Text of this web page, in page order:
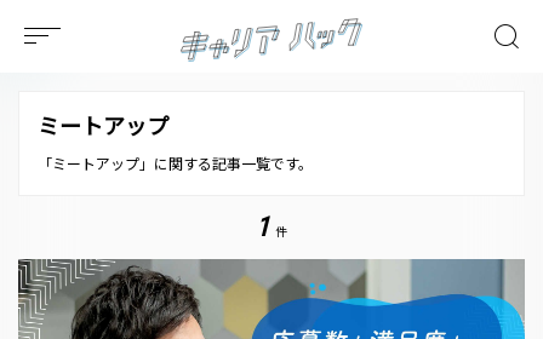
ミートアップ
「ミートアップ」に関する記事一覧です。
1 件